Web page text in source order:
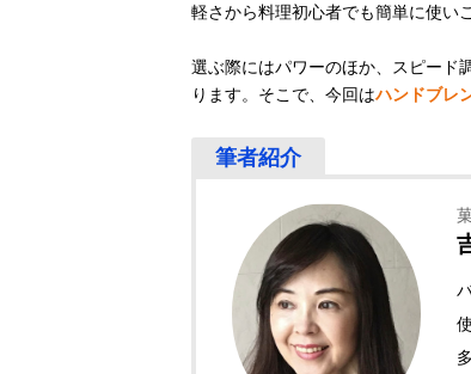
軽さから料理初心者でも簡単に使い
選ぶ際にはパワーのほか、スピード
ります。そこで、今回はハンドブレ